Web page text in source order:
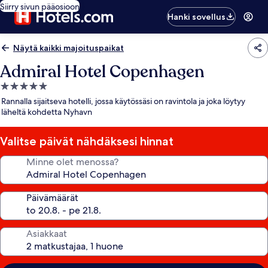
Siirry sivun pääosioon
Hanki sovellus
Näytä kaikki majoituspaikat
Admiral Hotel Copenhagen
5.0
tähden
majoituspaikka
Rannalla sijaitseva hotelli, jossa käytössäsi on ravintola ja joka löytyy
läheltä kohdetta Nyhavn
Valitse päivät nähdäksesi hinnat
Minne olet menossa?
Päivämäärät
Asiakkaat